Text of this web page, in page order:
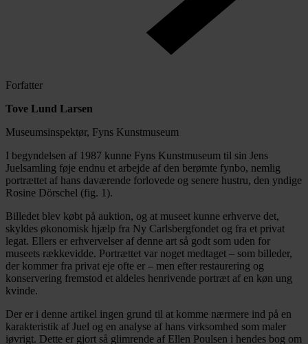
Forfatter
Tove Lund Larsen
Museumsinspektør, Fyns Kunstmuseum
I begyndelsen af 1987 kunne Fyns Kunstmuseum til sin Jens
Juelsamling føje endnu et arbejde af den berømte fynbo, nemlig
portrættet af hans daværende forlovede og senere hustru, den yndige
Rosine Dörschel (fig. 1).
Billedet blev købt på auktion, og at museet kunne erhverve det,
skyldes økonomisk hjælp fra Ny Carlsbergfondet og fra et privat
legat. Ellers er erhvervelser af denne art så godt som uden for
museets rækkevidde. Portrættet var noget medtaget – som billeder,
der kommer fra privat eje ofte er – men efter restaurering og
konservering fremstod et aldeles henrivende portræt af en køn ung
kvinde.
Der er i denne artikel ingen grund til at komme nærmere ind på en
karakteristik af Juel og en analyse af hans virksomhed som maler
iøvrigt. Dette er gjort så glimrende af Ellen Poulsen i hendes bog om